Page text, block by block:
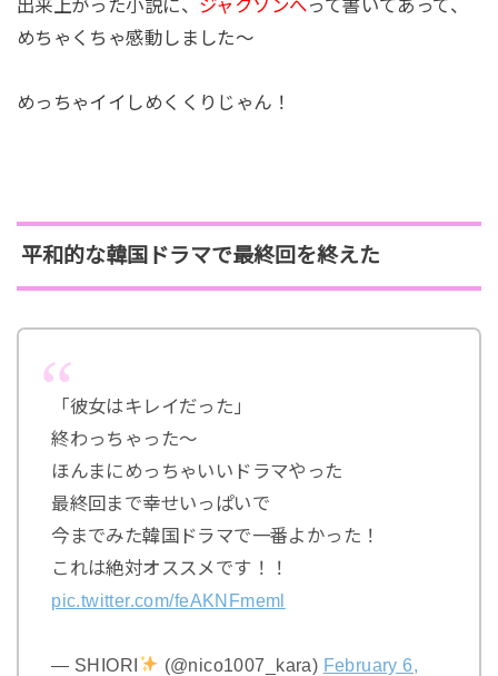
出来上がった小説に、 ジャクソンへって書いてあって、
めちゃくちゃ感動しました～
めっちゃイイしめくくりじゃん！
平和的な韓国ドラマで最終回を終えた
「彼女はキレイだった」
終わっちゃった〜
ほんまにめっちゃいいドラマやった
最終回まで幸せいっぱいで
今までみた韓国ドラマで一番よかった！
これは絶対オススメです！！
pic.twitter.com/feAKNFmeml
— SHIORI (@nico1007_kara) February 6,